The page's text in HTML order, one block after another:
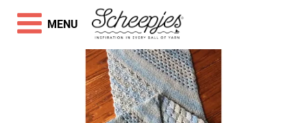
MENU